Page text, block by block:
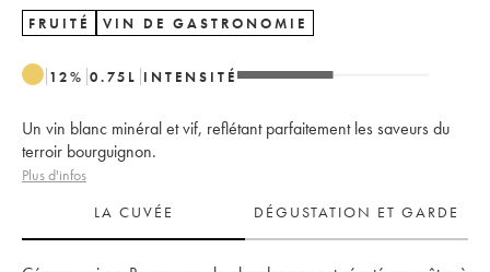
FRUITÉ VIN DE GASTRONOMIE
12% 0.75 L INTENSITÉ
Un vin blanc minéral et vif, reflétant parfaitement les saveurs du
terroir bourguignon.
Plus d'infos
LA CUVÉE
DÉGUSTATION ET GARDE